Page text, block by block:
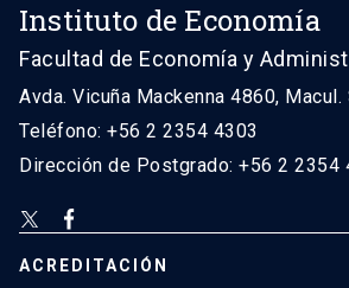
Instituto de Economía
Facultad de Economía y
Avda. Vicuña Mackenna 4860,
Teléfono: +56 2 2354 4303
Dirección de Postgrado: +56 2 2354
ACREDITACIÓN